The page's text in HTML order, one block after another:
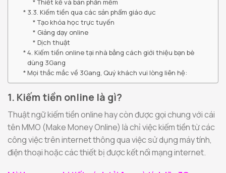
Thiết kế và bán phần mềm
3.3. Kiếm tiền qua các sản phẩm giáo dục
Tạo khóa học trực tuyến
Giảng dạy online
Dịch thuật
4. Kiếm tiền online tại nhà bằng cách giới thiệu bạn bè
dùng 3Gang
Mọi thắc mắc về 3Gang, Quý khách vui lòng liên hệ:
1. Kiếm tiền online là gì?
Thuật ngữ kiếm tiền online hay còn được gọi chung với cái
tên MMO (Make Money Online) là chỉ việc kiếm tiền từ các
công việc trên internet thông qua việc sử dụng máy tính,
điện thoại hoặc các thiết bị được kết nối mạng internet.